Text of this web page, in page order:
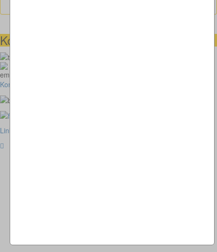
Kontaktmöglichkeiten
Kontakt
Link zur klassischen Website